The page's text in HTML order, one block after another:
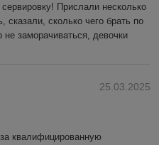
Прислали несколько
сказали, сколько чего брать по
заморачиваться, девочки
25.03.2025
квалифицированную